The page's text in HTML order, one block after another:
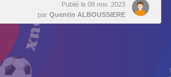
Publié le 08 nov. 2023
par Quentin ALBOUSSIERE